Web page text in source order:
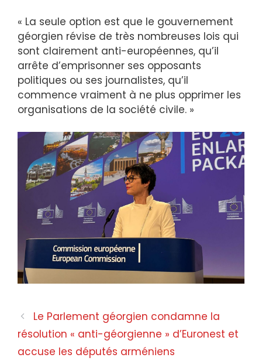
« La seule option est que le gouvernement
géorgien révise de très nombreuses lois qui
sont clairement anti-européennes, qu’il
arrête d’emprisonner ses opposants
politiques ou ses journalistes, qu’il
commence vraiment à ne plus opprimer les
organisations de la société civile. »
Le Parlement géorgien condamne la
résolution « anti-géorgienne » d’Euronest et
accuse les députés arméniens